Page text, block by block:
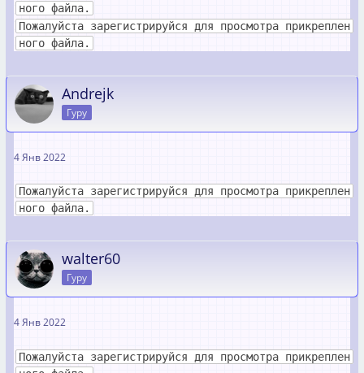
ного файла.
Пожалуйста зарегистрируйся для просмотра прикреплен
ного файла.
Andrejk
Гуру
4 Янв 2022
Пожалуйста зарегистрируйся для просмотра прикреплен
ного файла.
walter60
Гуру
4 Янв 2022
Пожалуйста зарегистрируйся для просмотра прикреплен